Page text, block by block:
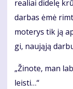
re­a­liai di­de­lę
dar­bas ėmė
mo­te­rys tik ją
gi, nau­ją­ją
„Ži­no­te, man
leis­ti…“